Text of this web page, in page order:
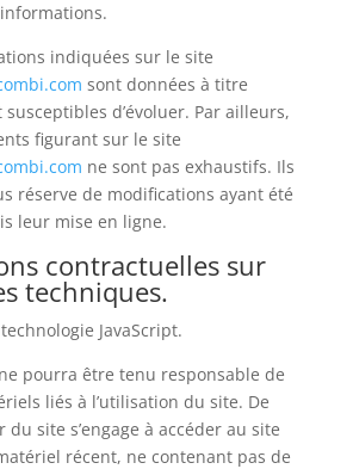
indiquées sur le site
sont données à titre
d’évoluer. Par ailleurs,
figurant sur le site
ne sont pas exhaustifs. Ils
réserve de modifications ayant été
leur mise en ligne.
contractuelles sur
techniques.
JavaScript.
pourra être tenu responsable de
liés à l’utilisation du site. De
du site s’engage à accéder au site
récent, ne contenant pas de